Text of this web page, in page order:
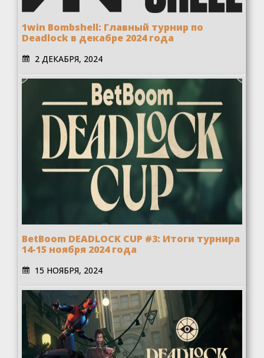
1win Bombshell: Главный турнир по
Deadlock в декабре 2024 года
2 ДЕКАБРЯ, 2024
BetBoom DEADLOCK CUP #3: Итоги турнира
14-15 ноября 2024 года
15 НОЯБРЯ, 2024